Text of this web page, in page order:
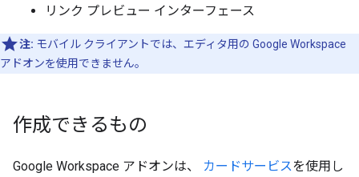
リンク プレビュー インターフェース
注: モバイル クライアントでは、エディタ用の Google Workspace
アドオンを使用できません。
作成できるもの
Google Workspace アドオンは、 カードサービスを使用し